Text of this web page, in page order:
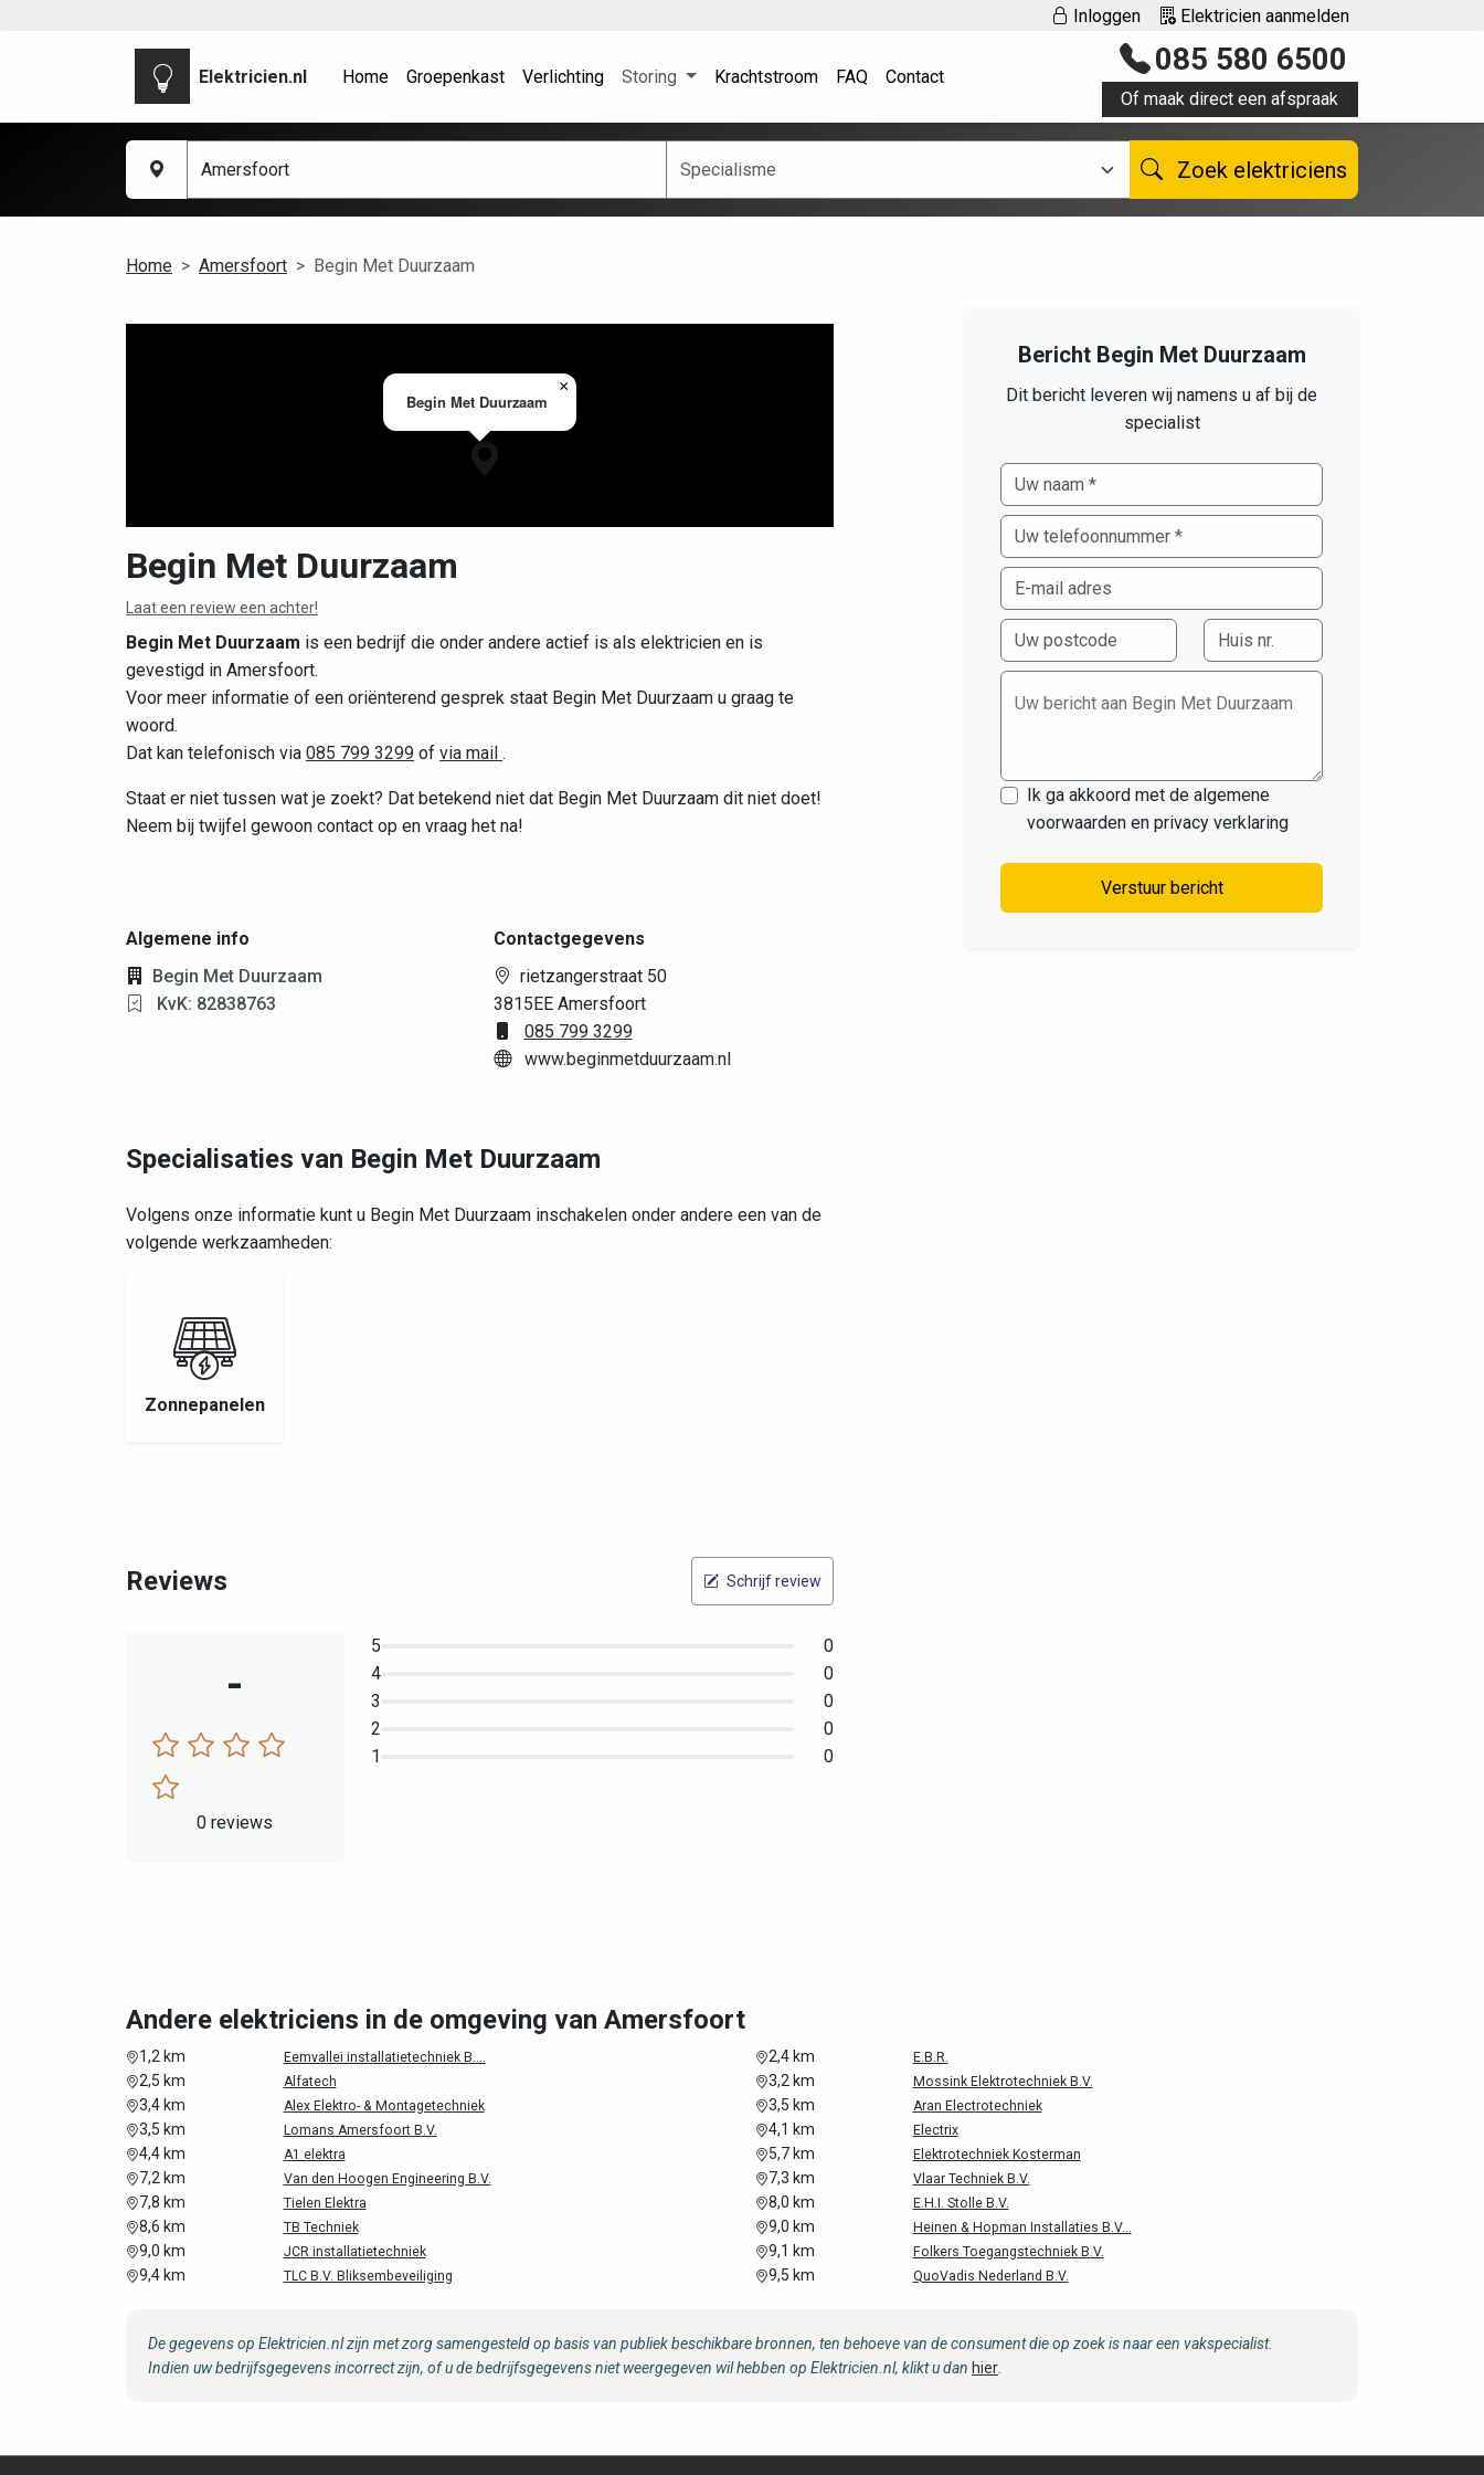
Inloggen Elektricien aanmelden
Elektricien.nl Home Groepenkast Verlichting Storing Krachtstroom FAQ Contact 085 580 6500
Of maak direct een afspraak
Zoek elektriciens
Home Amersfoort Begin Met Duurzaam
Begin Met Duurzaam
×
Begin Met Duurzaam
Laat een review een achter!
Begin Met Duurzaam is een bedrijf die onder andere actief is als elektricien en is
gevestigd in Amersfoort.
Voor meer informatie of een oriënterend gesprek staat Begin Met Duurzaam u graag te
woord.
Dat kan telefonisch via 085 799 3299 of via mail .
Staat er niet tussen wat je zoekt? Dat betekend niet dat Begin Met Duurzaam dit niet doet!
Neem bij twijfel gewoon contact op en vraag het na!
Algemene info
Begin Met Duurzaam
KvK: 82838763
Contactgegevens
rietzangerstraat 50
3815EE Amersfoort
085 799 3299
www.beginmetduurzaam.nl
Specialisaties van Begin Met Duurzaam
Volgens onze informatie kunt u Begin Met Duurzaam inschakelen onder andere een van de
volgende werkzaamheden:
Zonnepanelen
Reviews Schrijf review
-
0 reviews
5
0
4
0
3
0
2
0
1
0
Bericht Begin Met Duurzaam
Dit bericht leveren wij namens u af bij de
specialist
Uw bericht aan Begin Met Duurzaam
Ik ga akkoord met de algemene
voorwaarden en privacy verklaring
Verstuur bericht
Andere elektriciens in de omgeving van Amersfoort
1,2 km Eemvallei installatietechniek B.... 2,4 km E.B.R.
2,5 km Alfatech 3,2 km Mossink Elektrotechniek B.V.
3,4 km Alex Elektro- & Montagetechniek 3,5 km Aran Electrotechniek
3,5 km Lomans Amersfoort B.V. 4,1 km Electrix
4,4 km A1 elektra 5,7 km Elektrotechniek Kosterman
7,2 km Van den Hoogen Engineering B.V. 7,3 km Vlaar Techniek B.V.
7,8 km Tielen Elektra 8,0 km E.H.I. Stolle B.V.
8,6 km TB Techniek 9,0 km Heinen & Hopman Installaties B.V...
9,0 km JCR installatietechniek 9,1 km Folkers Toegangstechniek B.V.
9,4 km TLC B.V. Bliksembeveiliging 9,5 km QuoVadis Nederland B.V.
De gegevens op Elektricien.nl zijn met zorg samengesteld op basis van publiek beschikbare bronnen, ten behoeve van de consument die op zoek is naar een vakspecialist.
Indien uw bedrijfsgegevens incorrect zijn, of u de bedrijfsgegevens niet weergegeven wil hebben op Elektricien.nl, klikt u dan hier